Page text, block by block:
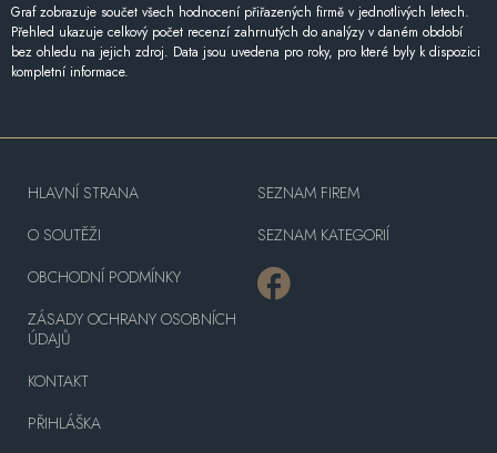
Graf zobrazuje součet všech hodnocení přiřazených firmě v jednotlivých letech.
Přehled ukazuje celkový počet recenzí zahrnutých do analýzy v daném období
bez ohledu na jejich zdroj. Data jsou uvedena pro roky, pro které byly k dispozici
kompletní informace.
HLAVNÍ STRANA
O SOUTĚŽI
OBCHODNÍ PODMÍNKY
ZÁSADY OCHRANY OSOBNÍCH
ÚDAJŮ
KONTAKT
PŘIHLÁŠKA
SEZNAM FIREM
SEZNAM KATEGORIÍ